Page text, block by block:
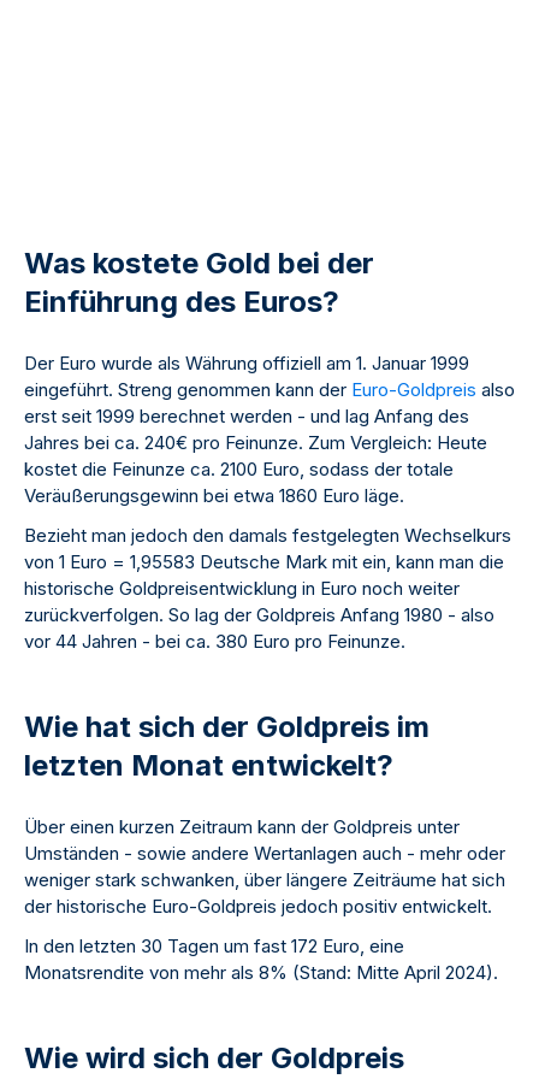
Was kostete Gold bei der
Einführung des Euros?
Der Euro wurde als Währung offiziell am 1. Januar 1999
eingeführt. Streng genommen kann der Euro-Goldpreis also
erst seit 1999 berechnet werden - und lag Anfang des
Jahres bei ca. 240€ pro Feinunze. Zum Vergleich: Heute
kostet die Feinunze ca. 2100 Euro, sodass der totale
Veräußerungsgewinn bei etwa 1860 Euro läge.
Bezieht man jedoch den damals festgelegten Wechselkurs
von 1 Euro = 1,95583 Deutsche Mark mit ein, kann man die
historische Goldpreisentwicklung in Euro noch weiter
zurückverfolgen. So lag der Goldpreis Anfang 1980 - also
vor 44 Jahren - bei ca. 380 Euro pro Feinunze.
Wie hat sich der Goldpreis im
letzten Monat entwickelt?
Über einen kurzen Zeitraum kann der Goldpreis unter
Umständen - sowie andere Wertanlagen auch - mehr oder
weniger stark schwanken, über längere Zeiträume hat sich
der historische Euro-Goldpreis jedoch positiv entwickelt.
In den letzten 30 Tagen um fast 172 Euro, eine
Monatsrendite von mehr als 8% (Stand: Mitte April 2024).
Wie wird sich der Goldpreis